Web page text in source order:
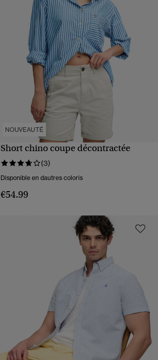
NOUVEAUTÉ
APERÇU RAPIDE
Short chino coupe décontractée
(3)
Disponible en dautres coloris
€54.99